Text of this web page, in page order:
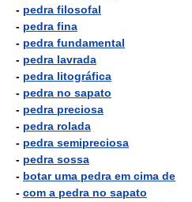
- pedra filosofal
- pedra fina
- pedra fundamental
- pedra lavrada
- pedra litográfica
- pedra no sapato
- pedra preciosa
- pedra rolada
- pedra semipreciosa
- pedra sossa
- botar uma pedra em cima de
- com a pedra no sapato